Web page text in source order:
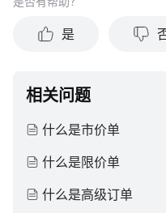
是
相关问题
什么是市价单
什么是限价单
什么是高级订单